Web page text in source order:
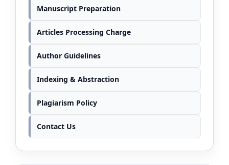
Manuscript Preparation
Articles Processing Charge
Author Guidelines
Indexing & Abstraction
Plagiarism Policy
Contact Us